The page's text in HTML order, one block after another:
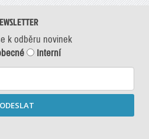
k odběru novinek
Interní
ODESLAT